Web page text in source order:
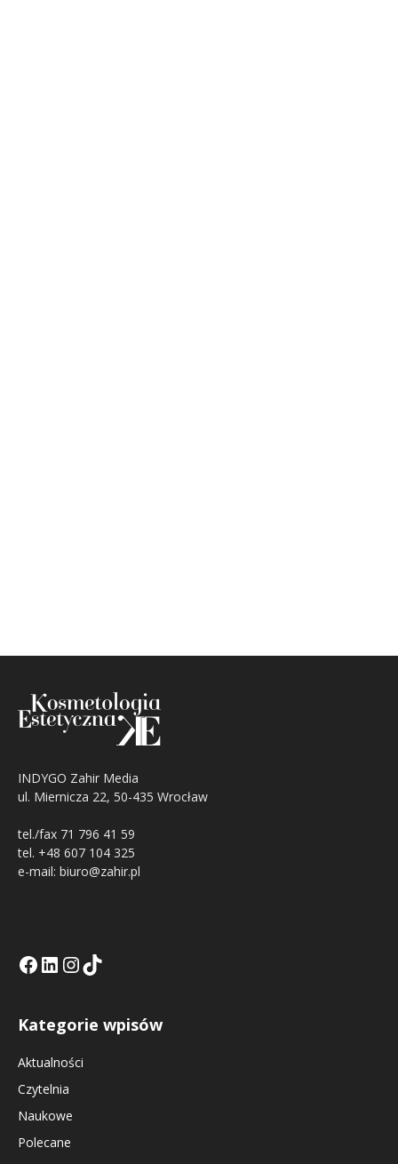
INDYGO Zahir Media
ul. Miernicza 22, 50-435 Wrocław
tel./fax 71 796 41 59
tel. +48 607 104 325
e-mail: biuro@zahir.pl
Facebook
LinkedIn
Tik Tok KEInstagramm KE
Kategorie wpisów
Aktualności
Czytelnia
Naukowe
Polecane